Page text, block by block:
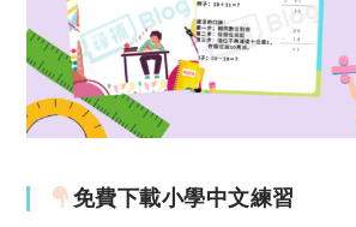
免費下載小學中文練習